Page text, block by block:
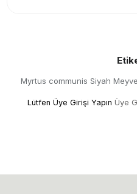
Myrtus communis Siyah
Lütfen Üye Girişi Yapın Üye